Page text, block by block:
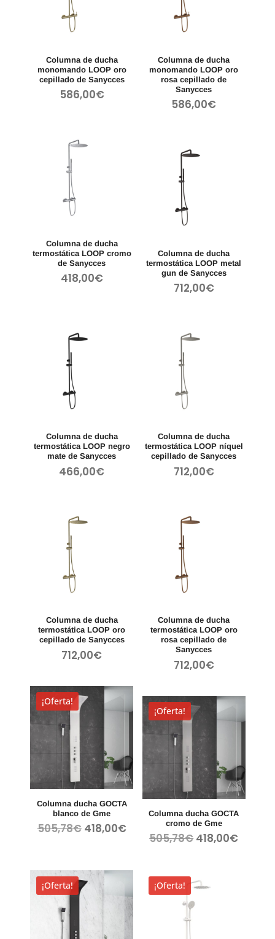
Columna de ducha
monomando LOOP oro
cepillado de Sanycces
586,00€
Columna de ducha
monomando LOOP oro
rosa cepillado de
Sanycces
586,00€
Columna de ducha
termostática LOOP cromo
de Sanycces
418,00€
Columna de ducha
termostática LOOP metal
gun de Sanycces
712,00€
Columna de ducha
termostática LOOP negro
mate de Sanycces
466,00€
Columna de ducha
termostática LOOP níquel
cepillado de Sanycces
712,00€
Columna de ducha
termostática LOOP oro
cepillado de Sanycces
712,00€
Columna de ducha
termostática LOOP oro
rosa cepillado de
Sanycces
712,00€
¡Oferta!
Columna ducha GOCTA
blanco de Gme
505,78€ El
505,78€.
418,00€El
precio
418,00€.
¡Oferta!
Columna ducha GOCTA
cromo de Gme
505,78€ El
505,78€.
418,00€
¡Oferta! ¡Oferta!